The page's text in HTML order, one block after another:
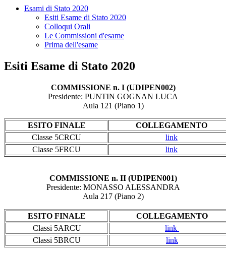
Esami di Stato 2020
Esiti Esame di Stato 2020
Colloqui Orali
Le Commissioni d'esame
Prima dell'esame
Esiti Esame di Stato 2020
COMMISSIONE n. I (UDIPEN002)
Presidente: PUNTIN GOGNAN LUCA
Aula 121 (Piano 1)
ESITO FINALE
COLLEGAMENTO
Classe 5CRCU
link
Classe 5FRCU
link
COMMISSIONE n. II (UDIPEN001)
Presidente: MONASSO ALESSANDRA
Aula 217 (Piano 2)
ESITO FINALE
COLLEGAMENTO
Classi 5ARCU
link
Classi 5BRCU
link